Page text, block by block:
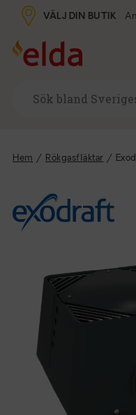
VÄLJ DIN BUTIK
Hem / Rökgasfläktar /